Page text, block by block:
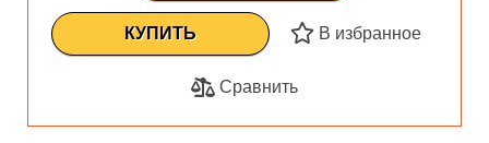
КУПИТЬ В избранное
Сравнить